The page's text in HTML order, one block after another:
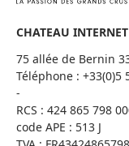
CHATEAU INTERNET
75 allée de Bernin
Téléphone : +33(0)5
-
RCS : 424 865 798
code APE : 513 J